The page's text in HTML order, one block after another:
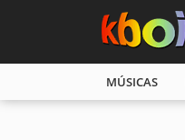
MÚSICAS